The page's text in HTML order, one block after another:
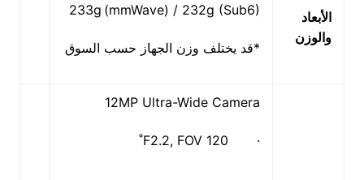
الأبعاد
والوزن
233g (mmWave) / 232g (Sub6)
*قد يختلف وزن الجهاز حسب السوق
12MP Ultra-Wide Camera
· F2.2, FOV 120˚